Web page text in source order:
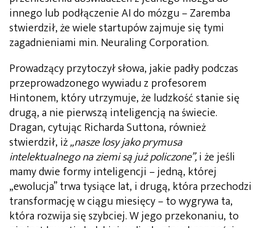
innego lub podłączenie AI do mózgu – Zaremba
stwierdził, że wiele startupów zajmuje się tymi
zagadnieniami min. Neuraling Corporation.
Prowadzący przytoczył słowa, jakie padły podczas
przeprowadzonego wywiadu z profesorem
Hintonem, który utrzymuje, że ludzkość stanie się
drugą, a nie pierwszą inteligencją na świecie.
Dragan, cytując Richarda Suttona, również
stwierdził, iż„nasze losy jako prymusa
intelektualnego na ziemi są już policzone”,i że jeśli
mamy dwie formy inteligencji – jedną, której
„ewolucja” trwa tysiące lat, i drugą, która przechodzi
transformację w ciągu miesięcy – to wygrywa ta,
która rozwija się szybciej. W jego przekonaniu, to